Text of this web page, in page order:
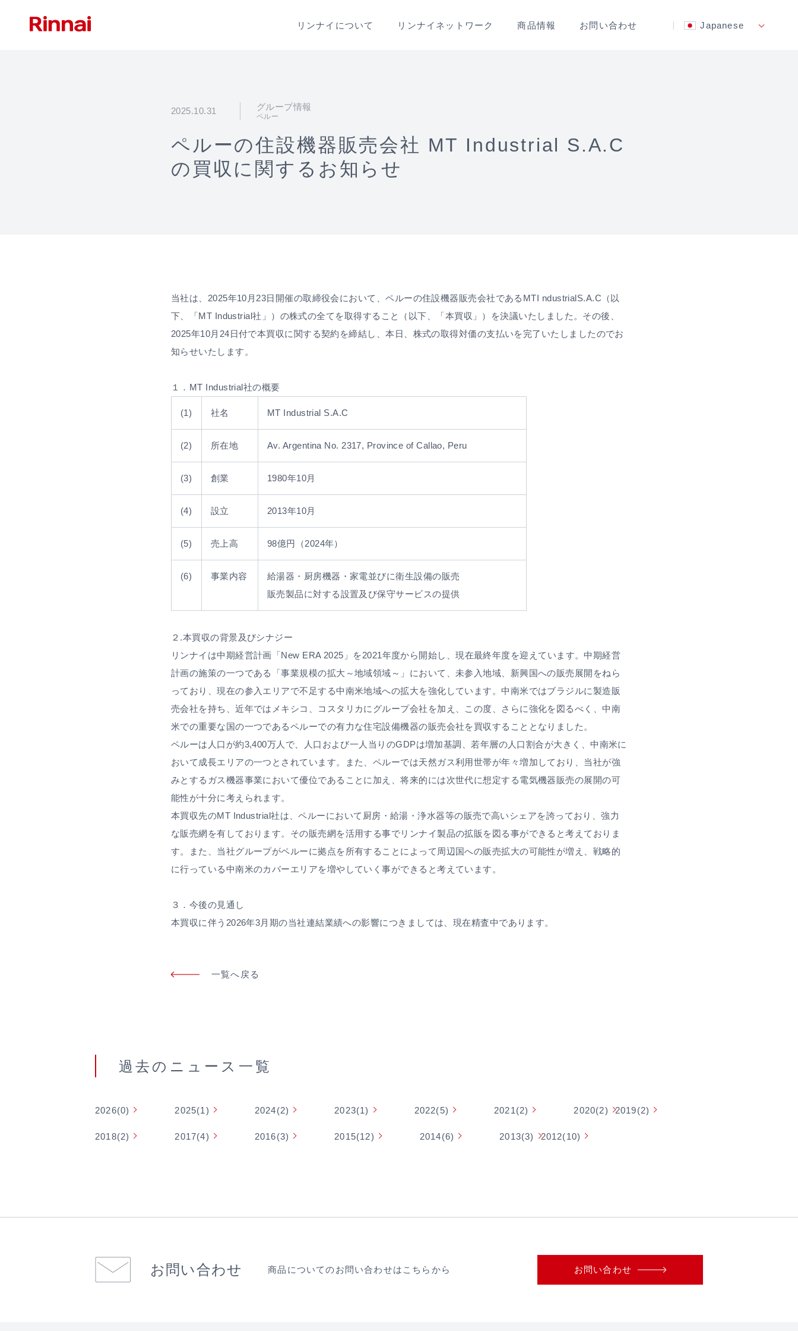
リンナイ について リンナイ ネットワーク 商品情報 お問い合わせ Japanese
2025.10.31 グループ情報
ペルー
ペルーの住設機器販売会社 MT Industrial S.A.C
の買収に関するお知らせ
当社は、2025年10月23日開催の取締役会において、ペルーの住設機器販売会社であるMTI ndustrialS.A.C（以
下、「MT Industrial社」）の株式の全てを取得すること（以下、「本買収」）を決議いたしました。その後、
2025年10月24日付で本買収に関する契約を締結し、本日、株式の取得対価の支払いを完了いたしましたのでお
知らせいたします。
１．MT Industrial社の概要
(1) 社名 MT Industrial S.A.C
(2) 所在地 Av. Argentina No. 2317, Province of Callao, Peru
(3) 創業 1980年10月
(4) 設立 2013年10月
(5) 売上高 98億円（2024年）
(6) 事業内容
給湯器・厨房機器・家電並びに衛生設備の販売
販売製品に対する設置及び保守サービスの提供
２.本買収の背景及びシナジー
リンナイは中期経営計画「New ERA 2025」を2021年度から開始し、現在最終年度を迎えています。中期経営
計画の施策の一つである「事業規模の拡大～地域領域～」において、未参入地域、新興国への販売展開をねら
っており、現在の参入エリアで不足する中南米地域への拡大を強化しています。中南米ではブラジルに製造販
売会社を持ち、近年ではメキシコ、コスタリカにグループ会社を加え、この度、さらに強化を図るべく、中南
米での重要な国の一つであるペルーでの有力な住宅設備機器の販売会社を買収することとなりました。
ペルーは人口が約3,400万人で、人口および一人当りのGDPは増加基調、若年層の人口割合が大きく、中南米に
おいて成長エリアの一つとされています。また、ペルーでは天然ガス利用世帯が年々増加しており、当社が強
みとするガス機器事業において優位であることに加え、将来的には次世代に想定する電気機器販売の展開の可
能性が十分に考えられます。
本買収先のMT Industrial社は、ペルーにおいて厨房・給湯・浄水器等の販売で高いシェアを誇っており、強力
な販売網を有しております。その販売網を活用する事でリンナイ製品の拡販を図る事ができると考えておりま
す。また、当社グループがペルーに拠点を所有することによって周辺国への販売拡大の可能性が増え、戦略的
に行っている中南米のカバーエリアを増やしていく事ができると考えています。
３．今後の見通し
本買収に伴う2026年3月期の当社連結業績への影響につきましては、現在精査中であります。
一覧へ戻る
過去のニュース⼀覧
2026(0) 2025(1) 2024(2) 2023(1) 2022(5) 2021(2) 2020(2) 2019(2)
2018(2) 2017(4) 2016(3) 2015(12) 2014(6) 2013(3) 2012(10)
お問い合わせ 商品についてのお問い合わせはこちらから お問い合わせ